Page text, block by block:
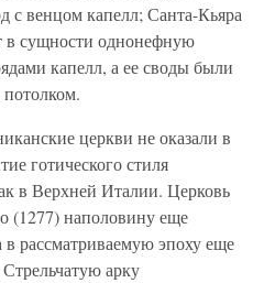
с венцом капелл; Санта-Кьяра
в сущности однонефную
капелл, а ее своды были
церкви не оказали в
готического стиля
в Верхней Италии. Церковь
(1277) наполовину еще
в рассматриваемую эпоху еще
арку